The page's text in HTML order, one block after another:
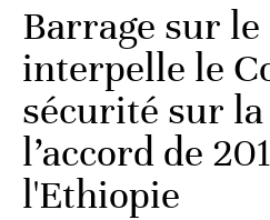
Barrage sur le
interpelle le
sécurité sur
l’accord de
l'Ethiopie